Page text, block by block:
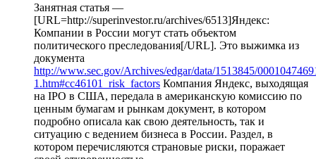
Занятная статья —
[URL=http://superinvestor.ru/archives/6513]Яндекс:
Компании в России могут стать объектом
политического преследования[/URL]. Это выжимка из
документа
http://www.sec.gov/Archives/edgar/data/1513845/
1.htm#cc46101_risk_factors Компания Яндекс, выходящая
на IPO в США, передала в американскую комиссию по
ценным бумагам и рынкам документ, в котором
подробно описала как свою деятельность, так и
ситуацию с ведением бизнеса в России. Раздел, в
котором перечисляются страновые риски, поражает